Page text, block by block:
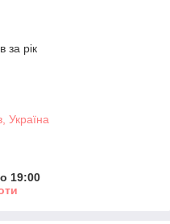
за рік
Україна
19:00